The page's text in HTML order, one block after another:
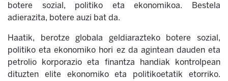
botere sozial, politiko eta ekonomikoa. Bestela
adierazita, botere auzi bat da.
Haatik, berotze globala geldiarazteko botere sozial,
politiko eta ekonomiko hori ez da agintean dauden eta
petrolio korporazio eta finantza handiak kontrolpean
dituzten elite ekonomiko eta politikoetatik etorriko.